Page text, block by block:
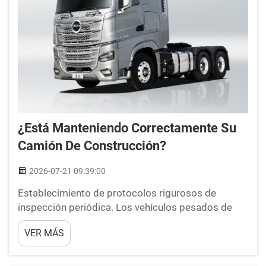
¿Está Manteniendo Correctamente Su
Camión De Construcción?
2026-07-21 09:39:00
Establecimiento de protocolos rigurosos de
inspección periódica. Los vehículos pesados de
transporte y utilitarios que operan en los exigentes
sectores de la construcción soportan diariamente
un estrés mecánico constante. Establecer un
VER MÁS